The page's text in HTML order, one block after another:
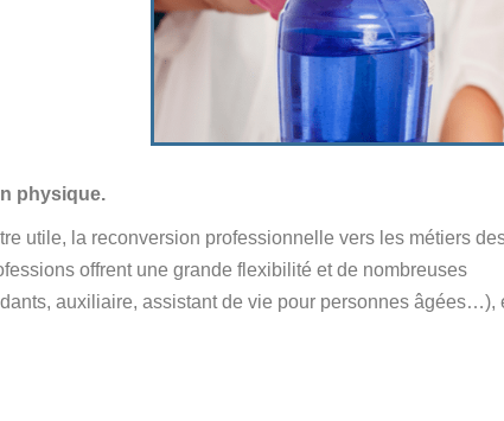
physique.
utile, la reconversion professionnelle vers les métiers
offrent une grande flexibilité et de nombreuses
auxiliaire, assistant de vie pour personnes âgées…),